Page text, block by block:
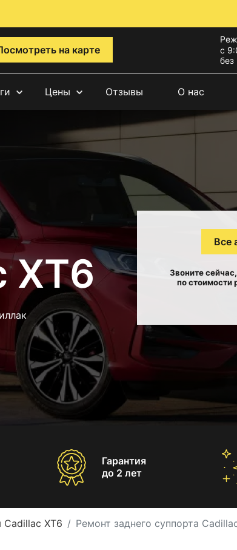
на карте
с
Цены Отзывы О нас
XT6
Все
Звоните
по стоимости
Гарантия
до 2 лет
XT6 Ремонт заднего суппорта